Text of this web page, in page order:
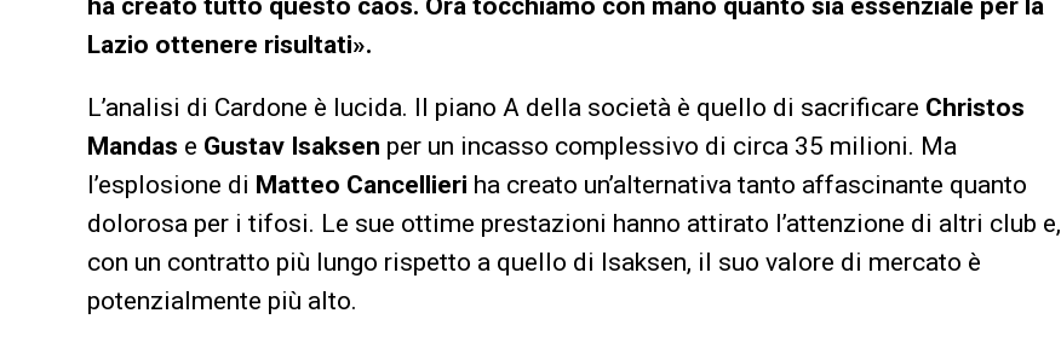
ha creato tutto questo caos. Ora tocchiamo con mano quanto sia essenziale per la
Lazio ottenere risultati».
L’analisi di Cardone è lucida. Il piano A della società è quello di sacrificare Christos
Mandas e Gustav Isaksen per un incasso complessivo di circa 35 milioni. Ma
l’esplosione di Matteo Cancellieri ha creato un’alternativa tanto affascinante quanto
dolorosa per i tifosi. Le sue ottime prestazioni hanno attirato l’attenzione di altri club e,
con un contratto più lungo rispetto a quello di Isaksen, il suo valore di mercato è
potenzialmente più alto.